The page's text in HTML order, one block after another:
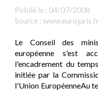
Publié le : 04/07/2008
Source :
Le Conseil des
européenne s'est
l'encadrement du
initiée par la
l'Union EuropéenneAu